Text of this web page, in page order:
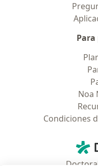
Noa
Condiciones